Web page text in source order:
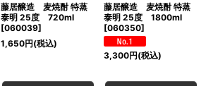
藤居醸造 麦焼酎 特蒸
泰明 25度 720ml
[060039]
1,650円(税込)
藤居醸造 麦焼酎 特蒸
泰明 25度 1800ml
[060350]
3,300円(税込)